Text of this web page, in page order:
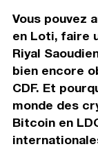
Vous pouvez
en Loti, faire
Riyal
bien encore
CDF. Et
monde des
Bitcoin en